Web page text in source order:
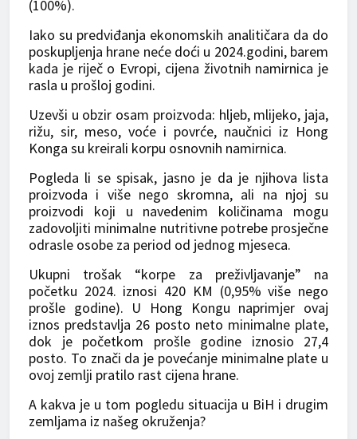
(100%).
Iako su predviđanja ekonomskih analitičara da do
poskupljenja hrane neće doći u 2024.godini, barem
kada je riječ o Evropi, cijena životnih namirnica je
rasla u prošloj godini.
Uzevši u obzir osam proizvoda: hljeb, mlijeko, jaja,
rižu, sir, meso, voće i povrće, naučnici iz Hong
Konga su kreirali korpu osnovnih namirnica.
Pogleda li se spisak, jasno je da je njihova lista
proizvoda i više nego skromna, ali na njoj su
proizvodi koji u navedenim količinama mogu
zadovoljiti minimalne nutritivne potrebe prosječne
odrasle osobe za period od jednog mjeseca.
Ukupni trošak “korpe za preživljavanje” na
početku 2024. iznosi 420 KM (0,95% više nego
prošle godine). U Hong Kongu naprimjer ovaj
iznos predstavlja 26 posto neto minimalne plate,
dok je početkom prošle godine iznosio 27,4
posto. To znači da je povećanje minimalne plate u
ovoj zemlji pratilo rast cijena hrane.
A kakva je u tom pogledu situacija u BiH i drugim
zemljama iz našeg okruženja?